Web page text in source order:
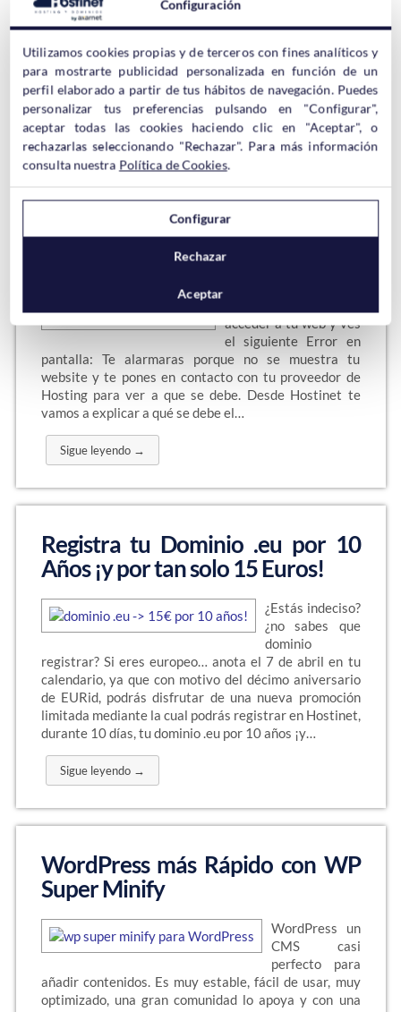
que la carga de la Web sea lo más rápida posible. Uno
de ellos es un verdadero multiusos en lo que la
optimización se refiere, Autoptimize es sencillo de
usar y una verdadera…
Sigue leyendo →
Error: «Resource Limit is
acceder a tu web y ves
el siguiente Error en
pantalla: Te alarmaras porque no se muestra tu
website y te pones en contacto con tu proveedor de
Hosting para ver a que se debe. Desde Hostinet te
vamos a explicar a qué se debe el…
Sigue leyendo →
Registra tu Dominio .eu por 10
Años ¡y por tan solo 15 Euros!
¿Estás indeciso?
¿no sabes que
dominio
registrar? Si eres europeo… anota el 7 de abril en tu
calendario, ya que con motivo del décimo aniversario
de EURid, podrás disfrutar de una nueva promoción
limitada mediante la cual podrás registrar en Hostinet,
durante 10 días, tu dominio .eu por 10 años ¡y…
Sigue leyendo →
WordPress más Rápido con WP
Super Minify
WordPress un
CMS casi
perfecto para
añadir contenidos. Es muy estable, fácil de usar, muy
optimizado, una gran comunidad lo apoya y con una
Configuración
Utilizamos cookies propias y de terceros con fines analíticos y
para mostrarte publicidad personalizada en función de un
perfil elaborado a partir de tus hábitos de navegación. Puedes
personalizar tus preferencias pulsando en "Configurar",
aceptar todas las cookies haciendo clic en "Aceptar", o
rechazarlas seleccionando "Rechazar". Para más información
consulta nuestra Política de Cookies.
Configurar
Rechazar
Aceptar